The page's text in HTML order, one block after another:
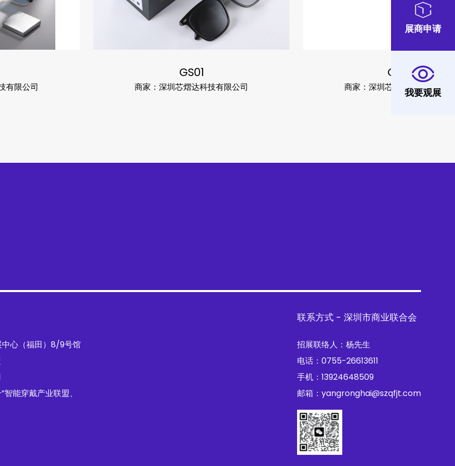
展商申请
我要观展
商家：深圳芯熠达科技有限公司 商家：深圳芯熠达科技有限公司
心（福田）8/9号馆
能穿戴产业联盟、
联系方式 - 深圳市商业联合会
招展联络人：杨先生
电话：0755-26613611
手机：13924648509
邮箱：yangronghai@szqfjt.com